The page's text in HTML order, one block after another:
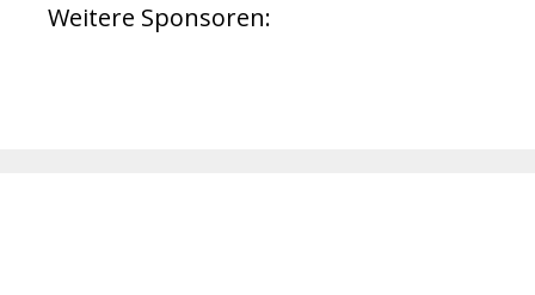
Weitere Sponsoren: